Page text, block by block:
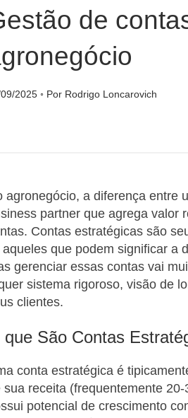
de
2025 ◦ Por Rodrigo Loncarovich
agronegócio, a diferença entre
partner que agrega valor
Contas estratégicas são
que podem significar a
gerenciar essas contas vai
sistema rigoroso, visão de
clientes.
que São Contas
conta estratégica é
sua receita (frequentemente
potencial de crescimento